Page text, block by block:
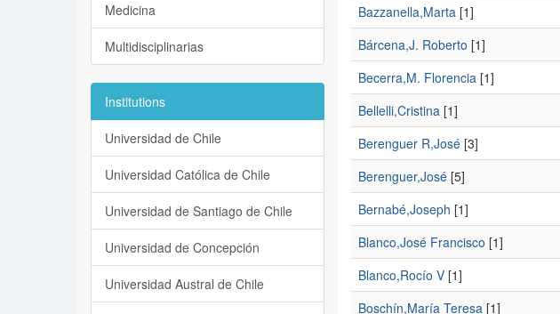
Bazzanella,Marta[1]
Bárcena,J. Roberto [1]
Becerra,M. Florencia[1]
Bellelli,Cristina[1]
Berenguer R,José[3]
Berenguer,José[5]
Bernabé,Joseph [1]
Blanco,José Francisco [1]
Blanco,Rocío V[1]
Boschín,María Teresa[1]
Medicina
Multidisciplinarias
Institutions
Universidad de Chile
Universidad Católica de Chile
Universidad de Santiago de Chile
Universidad de Concepción
Universidad Austral de Chile